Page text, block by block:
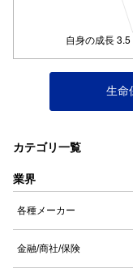
生命
カテゴリ一覧
業界
各種メーカー
金融/商社/保険